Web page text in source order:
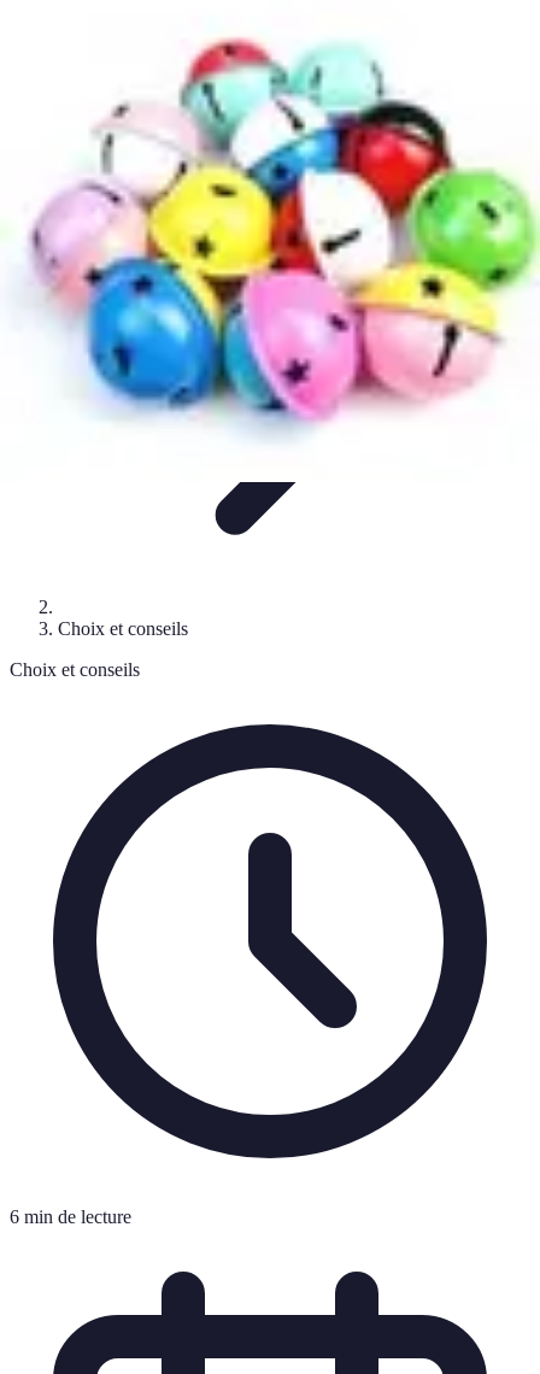
Saveurs et VariétésDécoration et
Chocolats BioRecettes et DIY
Chocolats de Pâques
Choix et conseils
Choix et conseils
6 min de lecture